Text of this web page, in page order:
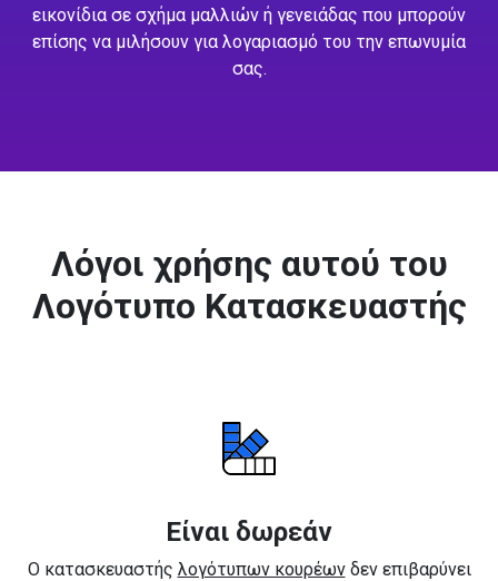
εικονίδια σε σχήμα μαλλιών ή γενειάδας που μπορούν
επίσης να μιλήσουν για λογαριασμό του την επωνυμία
σας.
Λόγοι χρήσης αυτού του
Λογότυπο Κατασκευαστής
Είναι δωρεάν
Ο κατασκευαστής λογότυπων κουρέωνδεν επιβαρύνει